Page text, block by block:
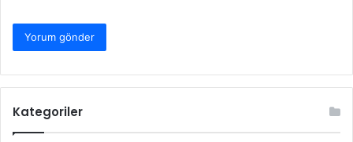
Kategoriler